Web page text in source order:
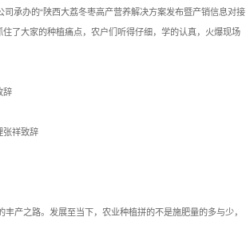
承办的“陕西大荔冬枣高产营养解决方案发布暨产销信息对接
了大家的种植痛点，农户们听得仔细，学的认真，火爆现场
辞
张祥致辞
产之路。发展至当下，农业种植拼的不是施肥量的多与少，